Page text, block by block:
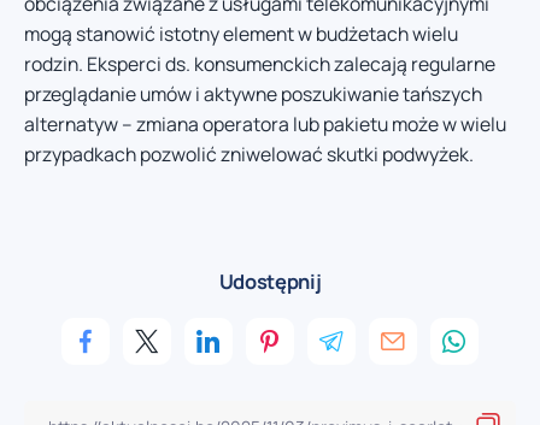
mogą stanowić istotny element w budżetach wielu
rodzin. Eksperci ds. konsumenckich zalecają regularne
przeglądanie umów i aktywne poszukiwanie tańszych
alternatyw – zmiana operatora lub pakietu może w wielu
przypadkach pozwolić zniwelować skutki podwyżek.
Udostępnij